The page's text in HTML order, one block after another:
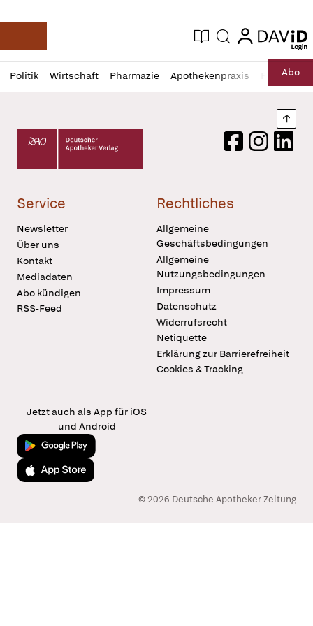
Deutsche Apotheker Zeitung
Aktuelle Ausgabe
Suche login
login
Politik Wirtschaft Pharmazie Apothekenpraxis RechtAbo
Profil
öffnen
Daz
Pur
Deutscher Apotheker Verlag Logo
FacebookInstagram
Service
Newsletter
Über uns
Kontakt
Mediadaten
Abo kündigen
RSS-Feed
Rechtliches
Allgemeine
Geschäftsbedingungen
Allgemeine
Nutzungsbedingungen
Impressum
Datenschutz
Widerrufsrecht
Netiquette
Erklärung zur Barrierefreiheit
Cookies & Tracking
Jetzt auch als App für iOS
und Android
Jetzt bei Google Play
Laden im App Store
© 2026 Deutsche Apotheker Zeitung